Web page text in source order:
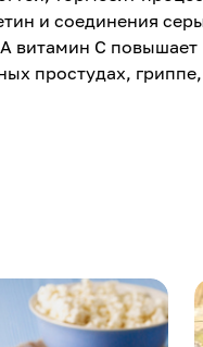
и соединения
витамин С повышает
простудах, гриппе,